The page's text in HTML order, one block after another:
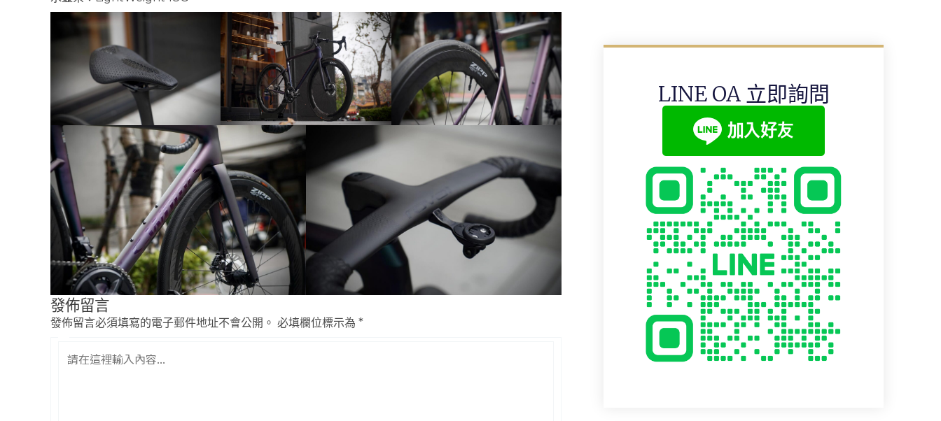
發佈留言
發佈留言必須填寫的電子郵件地址不會公開。 必填欄位標示為 *
在
LINE OA 立即詢問